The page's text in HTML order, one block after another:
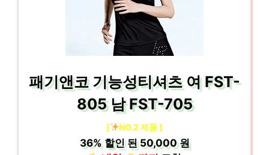
패기앤코 기능성티셔츠 여 FST-
805 남 FST-705
[ NO.2 제품 ]
36%할인 된50,000 원